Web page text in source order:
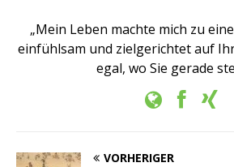
„Mein Leben machte mich zu
einfühlsam und zielgerichtet auf
egal, wo Sie gerade
VORHERIGER